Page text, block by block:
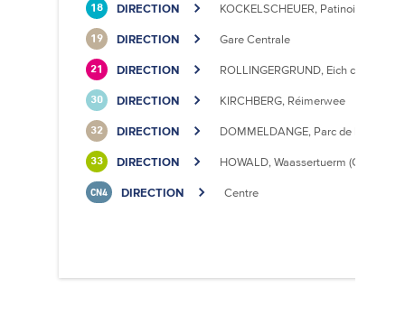
18 DIRECTION KOCKELSCHEUER, Patinoire
19 DIRECTION Gare Centrale
21 DIRECTION ROLLINGERGRUND, Eich centre
30 DIRECTION KIRCHBERG, Réimerwee
32 DIRECTION DOMMELDANGE, Parc de l'Europe
33 DIRECTION HOWALD, Waassertuerm (CIPA)
CN4 DIRECTION Centre